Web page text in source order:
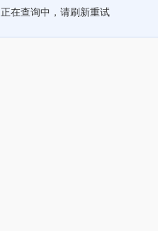
正在查询中，请刷新重试